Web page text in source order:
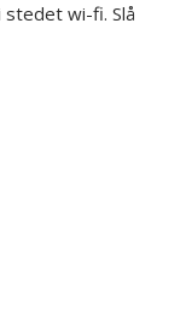
wi-fi. Slå